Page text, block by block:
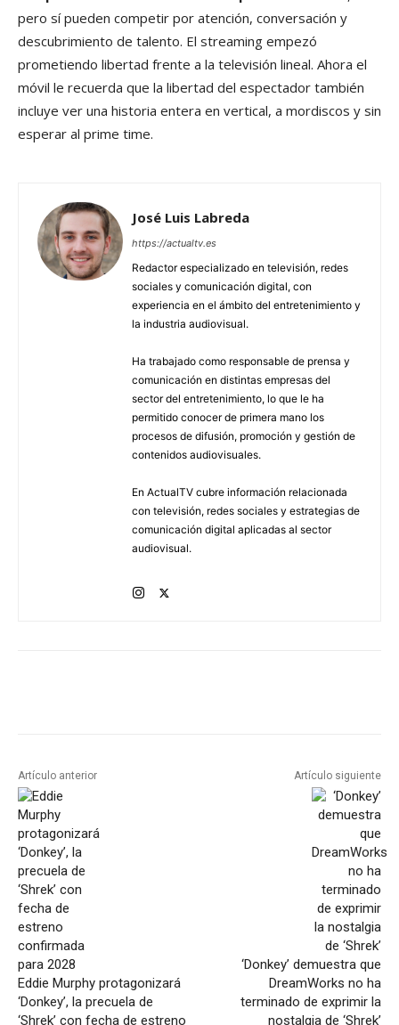
pero sí pueden competir por atención, conversación y
descubrimiento de talento. El streaming empezó
prometiendo libertad frente a la televisión lineal. Ahora el
móvil le recuerda que la libertad del espectador también
incluye ver una historia entera en vertical, a mordiscos y sin
esperar al prime time.
José Luis Labreda
https://actualtv.es
Redactor especializado en televisión, redes
sociales y comunicación digital, con
experiencia en el ámbito del entretenimiento y
la industria audiovisual.
Ha trabajado como responsable de prensa y
comunicación en distintas empresas del
sector del entretenimiento, lo que le ha
permitido conocer de primera mano los
procesos de difusión, promoción y gestión de
contenidos audiovisuales.
En ActualTV cubre información relacionada
con televisión, redes sociales y estrategias de
comunicación digital aplicadas al sector
audiovisual.
Artículo anterior
Eddie Murphy protagonizará
‘Donkey’, la precuela de
‘Shrek’ con fecha de estreno
Artículo siguiente
‘Donkey’ demuestra que
DreamWorks no ha
terminado de exprimir la
nostalgia de ‘Shrek’